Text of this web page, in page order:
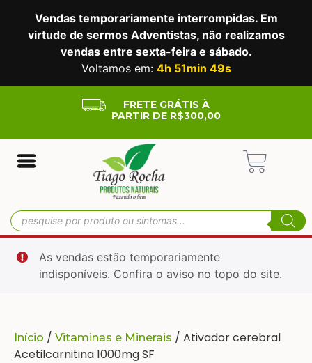
Vendas temporariamente interrompidas. Em
virtude de sermos Adventistas, não realizamos
vendas entre sexta-feira e sábado.
Voltamos em: 4h 51min 49s
FRETE GRÁTIS À
PARTIR DE R$300,00
As vendas estão temporariamente
indisponíveis. Confira o aviso no topo do site.
Início / Vitaminas e Minerais / Ativador cerebral
Acetilcarnitina 1000mg SF